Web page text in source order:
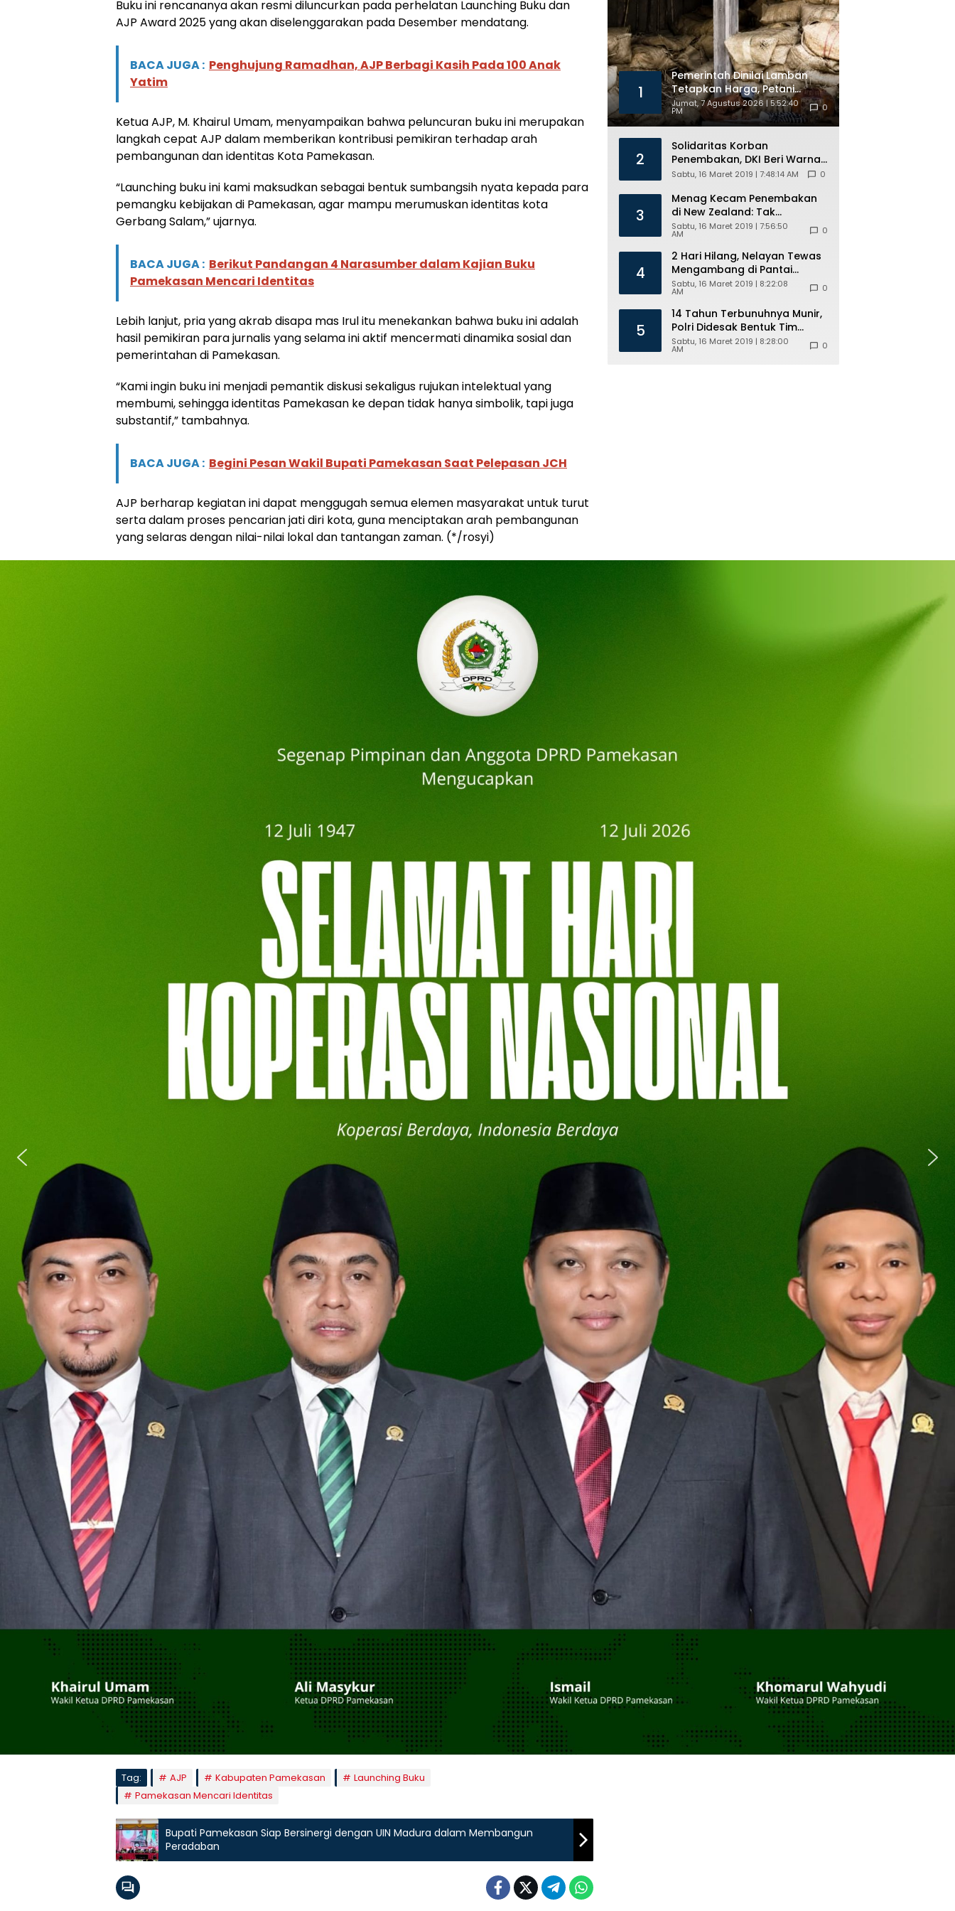
Buku ini rencananya akan resmi diluncurkan pada perhelatan Launching Buku dan
AJP Award 2025 yang akan diselenggarakan pada Desember mendatang.
BACA JUGA : Penghujung Ramadhan, AJP Berbagi Kasih Pada 100 Anak
Yatim
Ketua AJP, M. Khairul Umam, menyampaikan bahwa peluncuran buku ini merupakan
langkah cepat AJP dalam memberikan kontribusi pemikiran terhadap arah
pembangunan dan identitas Kota Pamekasan.
“Launching buku ini kami maksudkan sebagai bentuk sumbangsih nyata kepada para
pemangku kebijakan di Pamekasan, agar mampu merumuskan identitas kota
Gerbang Salam,” ujarnya.
BACA JUGA : Berikut Pandangan 4 Narasumber dalam Kajian Buku
Pamekasan Mencari Identitas
Lebih lanjut, pria yang akrab disapa mas Irul itu menekankan bahwa buku ini adalah
hasil pemikiran para jurnalis yang selama ini aktif mencermati dinamika sosial dan
pemerintahan di Pamekasan.
“Kami ingin buku ini menjadi pemantik diskusi sekaligus rujukan intelektual yang
membumi, sehingga identitas Pamekasan ke depan tidak hanya simbolik, tapi juga
substantif,” tambahnya.
BACA JUGA : Begini Pesan Wakil Bupati Pamekasan Saat Pelepasan JCH
AJP berharap kegiatan ini dapat menggugah semua elemen masyarakat untuk turut
serta dalam proses pencarian jati diri kota, guna menciptakan arah pembangunan
yang selaras dengan nilai-nilai lokal dan tantangan zaman. (*/rosyi)
Tag: AJP Kabupaten Pamekasan
Launching Buku
Pamekasan Mencari Identitas
Bupati Pamekasan Siap Bersinergi dengan UIN Madura dalam Membangun
Peradaban
Kuota
Beasiswa
1
Pemerintah Dinilai Lamban
Tetapkan Harga, Petani
Tembakau Khawatir Rugi
Jumat, 7 Agustus 2026 | 5:52:40
PM 0
2
Solidaritas Korban
Penembakan, DKI Beri Warna
Bendera New Zealand di JPO
Sabtu, 16 Maret 2019 | 7:48:14 AM 0
3
Menag Kecam Penembakan
di New Zealand: Tak
Berperikemanusiaan!
Sabtu, 16 Maret 2019 | 7:56:50
AM 0
4
2 Hari Hilang, Nelayan Tewas
Mengambang di Pantai
Cipalawah Garut
Sabtu, 16 Maret 2019 | 8:22:08
AM 0
5
14 Tahun Terbunuhnya Munir,
Polri Didesak Bentuk Tim
Khusus
Sabtu, 16 Maret 2019 | 8:28:00
AM 0